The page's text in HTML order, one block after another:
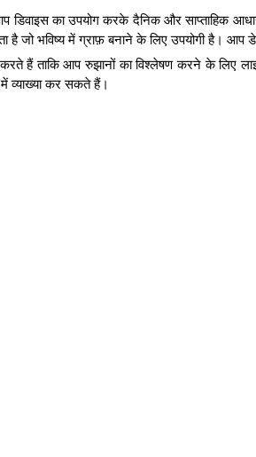
डिवाइस का उपयोग करके दैनिक और साप्ताहिक
है जो भविष्य में ग्राफ़ बनाने के लिए उपयोगी है।
हैं ताकि आप रुझानों का विश्लेषण करने के लिए
व्याख्या कर सकते हैं।